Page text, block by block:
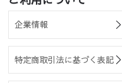
企業情報
特定商取引法に基づく表記